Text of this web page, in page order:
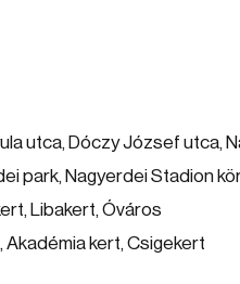
utca, Dóczy József utca,
park, Nagyerdei Stadion
Libakert, Óváros
Akadémia kert, Csigekert